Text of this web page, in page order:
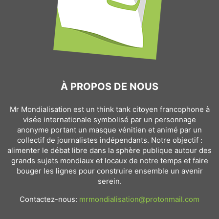
À PROPOS DE NOUS
Mr Mondialisation est un think tank citoyen francophone à
visée internationale symbolisé par un personnage
anonyme portant un masque vénitien et animé par un
collectif de journalistes indépendants. Notre objectif :
alimenter le débat libre dans la sphère publique autour des
grands sujets mondiaux et locaux de notre temps et faire
bouger les lignes pour construire ensemble un avenir
serein.
Contactez-nous: mrmondialisation@protonmail.com